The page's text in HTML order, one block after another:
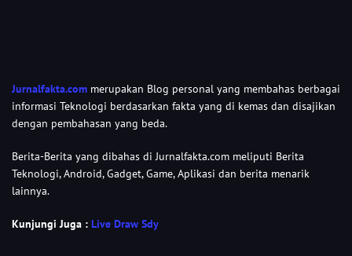
Jurnalfakta.com merupakan Blog personal yang membahas berbagai
informasi Teknologi berdasarkan fakta yang di kemas dan disajikan
dengan pembahasan yang beda.
Berita-Berita yang dibahas di Jurnalfakta.com meliputi Berita
Teknologi, Android, Gadget, Game, Aplikasi dan berita menarik
lainnya.
Kunjungi Juga : Live Draw Sdy